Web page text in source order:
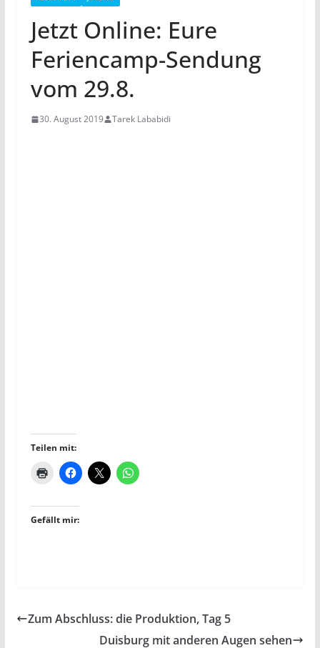
Jetzt Online: Eure
Feriencamp-Sendung
vom 29.8.
30. August 2019 Tarek Lababidi
Teilen mit:
Gefällt mir:
Zum Abschluss: die Produktion, Tag 5
Duisburg mit anderen Augen sehen